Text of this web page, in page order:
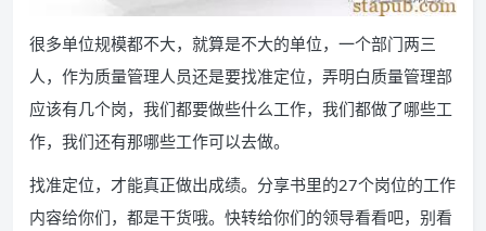
很多单位规模都不大，就算是不大的单位，一个部门两三
人，作为质量管理人员还是要找准定位，弄明白质量管理部
应该有几个岗，我们都要做些什么工作，我们都做了哪些工
作，我们还有那哪些工作可以去做。
找准定位，才能真正做出成绩。分享书里的27个岗位的工作
内容给你们，都是干货哦。快转给你们的领导看看吧，别看